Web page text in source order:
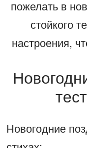
пожелать в
стойкого
настроения,
Новогодние